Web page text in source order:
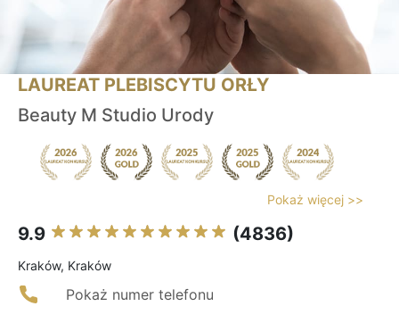
LAUREAT PLEBISCYTU ORŁY
Beauty M Studio Urody
Pokaż więcej >>
9.9 (4836)
Kraków, Kraków
Pokaż numer telefonu